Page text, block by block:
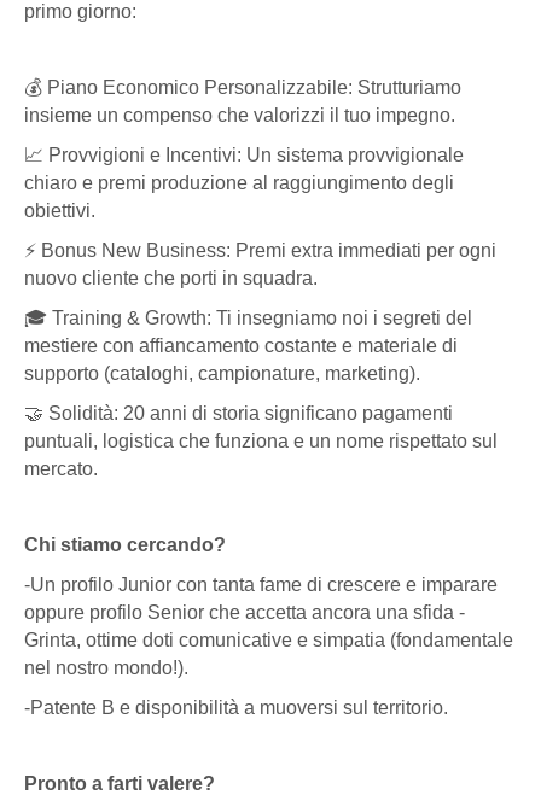
primo giorno:
💰 Piano Economico Personalizzabile: Strutturiamo
insieme un compenso che valorizzi il tuo impegno.
📈 Provvigioni e Incentivi: Un sistema provvigionale
chiaro e premi produzione al raggiungimento degli
obiettivi.
⚡ Bonus New Business: Premi extra immediati per ogni
nuovo cliente che porti in squadra.
🎓 Training & Growth: Ti insegniamo noi i segreti del
mestiere con affiancamento costante e materiale di
supporto (cataloghi, campionature, marketing).
🤝 Solidità: 20 anni di storia significano pagamenti
puntuali, logistica che funziona e un nome rispettato sul
mercato.
Chi stiamo cercando?
-Un profilo Junior con tanta fame di crescere e imparare
oppure profilo Senior che accetta ancora una sfida -
Grinta, ottime doti comunicative e simpatia (fondamentale
nel nostro mondo!).
-Patente B e disponibilità a muoversi sul territorio.
Pronto a farti valere?